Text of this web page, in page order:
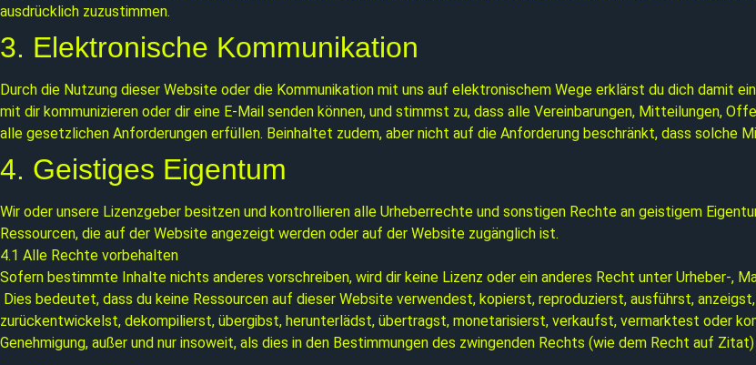
ausdrücklich zuzustimmen.
3. Elektronische Kommunikation
Durch die Nutzung dieser Website oder die Kommunikation mit uns auf elektronischem Wege erklärst du dich damit
mit dir kommunizieren oder dir eine E-Mail senden können, und stimmst zu, dass alle Vereinbarungen, Mitteilungen,
alle gesetzlichen Anforderungen erfüllen. Beinhaltet zudem, aber nicht auf die Anforderung beschränkt, dass solche
4. Geistiges Eigentum
Wir oder unsere Lizenzgeber besitzen und kontrollieren alle Urheberrechte und sonstigen Rechte an geistigem
Ressourcen, die auf der Website angezeigt werden oder auf der Website zugänglich ist.
4.1 Alle Rechte vorbehalten
Sofern bestimmte Inhalte nichts anderes vorschreiben, wird dir keine Lizenz oder ein anderes Recht unter Urheber-,
Dies bedeutet, dass du keine Ressourcen auf dieser Website verwendest, kopierst, reproduzierst, ausführst,
zurückentwickelst, dekompilierst, übergibst, herunterlädst, übertragst, monetarisierst, verkaufst, vermarktest oder
Genehmigung, außer und nur insoweit, als dies in den Bestimmungen des zwingenden Rechts (wie dem Recht auf